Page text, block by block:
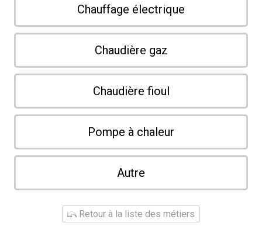
Chauffage électrique
Chaudière gaz
Chaudière fioul
Pompe à chaleur
Autre
Retour à la liste des métiers